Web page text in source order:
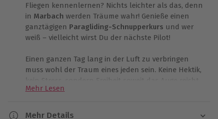
Fliegen kennenlernen? Nichts leichter als das, denn
in Marbach werden Träume wahr! Genieße einen
ganztägigen Paragliding-Schnupperkurs und wer
weiß – vielleicht wirst Du der nächste Pilot!
Einen ganzen Tag lang in der Luft zu verbringen
muss wohl der Traum eines jeden sein. Keine Hektik,
kein Stress, sondern Freiheit soweit das Auge reicht.
In Marbach hast Du die Möglichkeit, die beliebte
und eine neue Leidenschaft zu entwickeln.
Mehr Lesen
Mehr Details